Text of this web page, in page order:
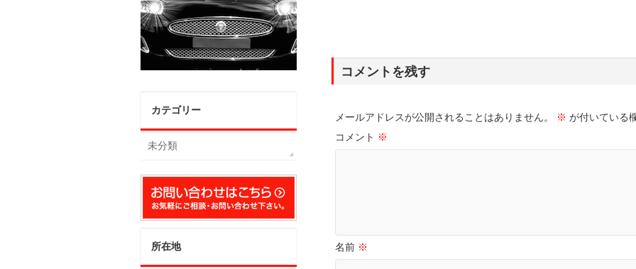
コメントを残す
メールアドレスが公開されることはありません。 ※ が付いている
コメント ※
名前 ※
カテゴリー
未分類
所在地